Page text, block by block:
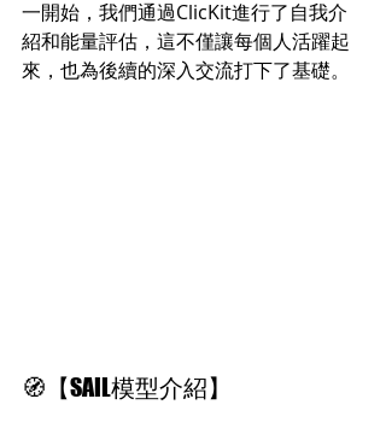
一開始，我們通過ClicKit進行了自我介
紹和能量評估，這不僅讓每個人活躍起
來，也為後續的深入交流打下了基礎。
🧭【SAIL模型介紹】